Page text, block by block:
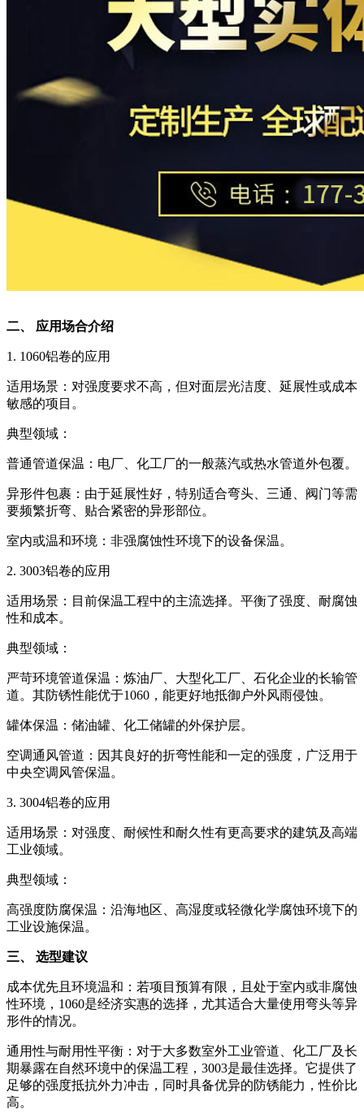
二、 应用场合介绍
1. 1060铝卷的应用
‌适用场景‌：对强度要求不高，但对面层光洁度、延展性或成本
敏感的项目。
‌典型领域‌：
‌普通管道保温‌：电厂、化工厂的一般蒸汽或热水管道外包覆。
‌异形件包裹‌：由于延展性好，特别适合弯头、三通、阀门等需
要频繁折弯、贴合紧密的异形部位。
‌室内或温和环境‌：非强腐蚀性环境下的设备保温。
2. 3003铝卷的应用
‌适用场景‌：目前保温工程中的‌主流选择‌。平衡了强度、耐腐蚀
性和成本。
‌典型领域‌：
‌严苛环境管道保温‌：炼油厂、大型化工厂、石化企业的长输管
道。其防锈性能优于1060，能更好地抵御户外风雨侵蚀。
‌罐体保温‌：储油罐、化工储罐的外保护层。
‌空调通风管道‌：因其良好的折弯性能和一定的强度，广泛用于
中央空调风管保温。
3. 3004铝卷的应用
‌适用场景‌：对强度、耐候性和耐久性有更高要求的建筑及高端
工业领域。
‌典型领域‌：
‌高强度防腐保温‌：沿海地区、高湿度或轻微化学腐蚀环境下的
工业设施保温。
三、 选型建议
‌成本优先且环境温和‌：若项目预算有限，且处于室内或非腐蚀
性环境，‌1060‌是经济实惠的选择，尤其适合大量使用弯头等异
形件的情况。
‌通用性与耐用性平衡‌：对于大多数室外工业管道、化工厂及长
期暴露在自然环境中的保温工程，‌3003‌是最佳选择。它提供了
足够的强度抵抗外力冲击，同时具备优异的防锈能力，性价比
高。